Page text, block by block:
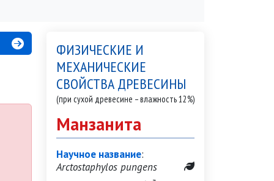
ФИЗИЧЕСКИЕ И
МЕХАНИЧЕСКИЕ
СВОЙСТВА ДРЕВЕСИНЫ
(при сухой древесине – влажность 12%)
Манзанита
Научное название:
Arctostaphylos pungens